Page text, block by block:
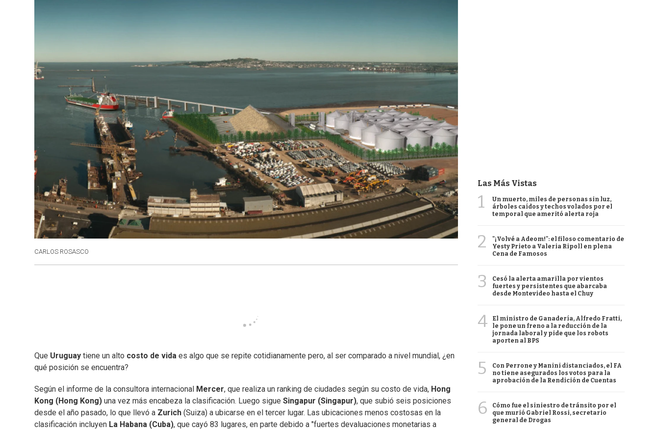
CARLOS ROSASCO
Que Uruguay tiene un alto costo de vida es algo que se repite cotidianamente pero, al ser comparado a nivel mundial, ¿en
qué posición se encuentra?
Según el informe de la consultora internacional Mercer, que realiza un ranking de ciudades según su costo de vida, Hong
Kong (Hong Kong) una vez más encabeza la clasificación. Luego sigue Singapur (Singapur), que subió seis posiciones
desde el año pasado, lo que llevó a Zurich (Suiza) a ubicarse en el tercer lugar. Las ubicaciones menos costosas en la
clasificación incluyen La Habana (Cuba), que cayó 83 lugares, en parte debido a "fuertes devaluaciones monetarias a
Las Más Vistas
1
Un muerto, miles de personas sin luz,
árboles caídos y techos volados por el
temporal que ameritó alerta roja
2
"¡Volvé a Adeom!": el filoso comentario de
Yesty Prieto a Valeria Ripoll en plena
Cena de Famosos
3
Cesó la alerta amarilla por vientos
fuertes y persistentes que abarcaba
desde Montevideo hasta el Chuy
4
El ministro de Ganadería, Alfredo Fratti,
le pone un freno a la reducción de la
jornada laboral y pide que los robots
aporten al BPS
5
Con Perrone y Manini distanciados, el FA
no tiene asegurados los votos para la
aprobación de la Rendición de Cuentas
6
Cómo fue el siniestro de tránsito por el
que murió Gabriel Rossi, secretario
general de Drogas